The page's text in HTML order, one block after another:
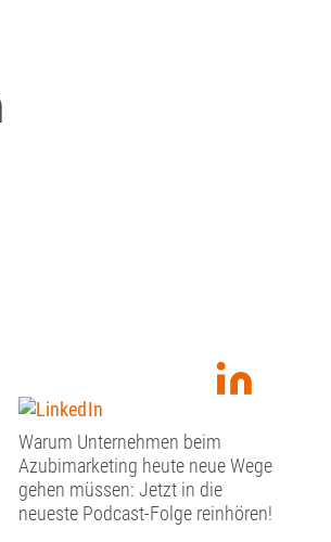
Warum Unternehmen beim
Azubimarketing heute neue Wege
gehen müssen: Jetzt in die
neueste Podcast-Folge reinhören!